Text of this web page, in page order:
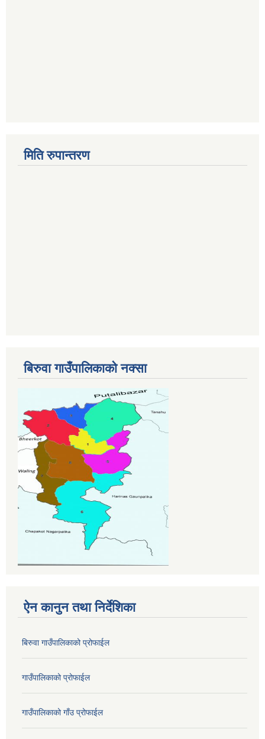
मिति रुपान्तरण
बिरुवा गाउँपालिकाको नक्सा
ऐन कानुन तथा निर्देशिका
बिरुवा गाउँपालिकाको प्रोफाईल
गाउँपालिकाको प्रोफाईल
गाउँपालिकाको गाँउ प्रोफाईल